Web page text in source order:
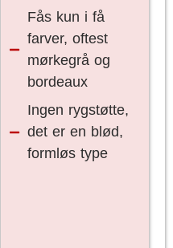
Fås kun i få
farver, oftest
mørkegrå og
bordeaux
Ingen rygstøtte,
det er en blød,
formløs type